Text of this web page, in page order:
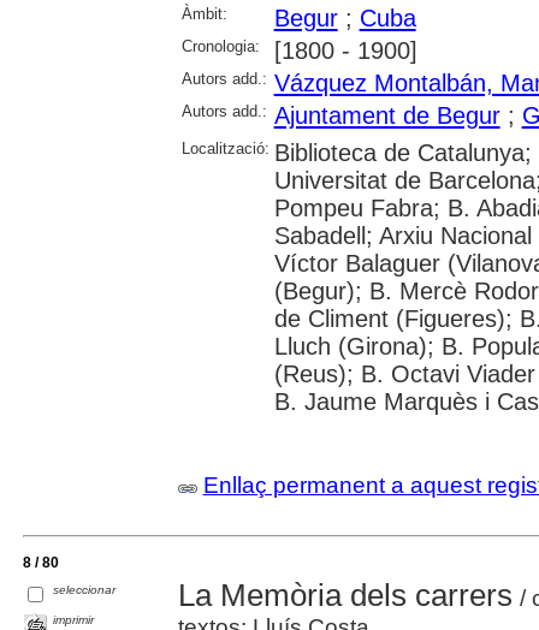
Àmbit: Begur; Cuba
Cronologia: [1800 - 1900]
Autors add.: Vázquez Montalbán,
Autors add.: Ajuntament de Begur;
Localització: Biblioteca de
Universitat de
Pompeu Fabra; B.
Sabadell; Arxiu
Víctor Balaguer
(Begur); B. Mercè
de Climent (Figueres);
Lluch (Girona); B.
(Reus); B. Octavi
B. Jaume Marquès i
Enllaç permanent a aquest
8 / 80
seleccionar
imprimir
La Memòria dels carrers /